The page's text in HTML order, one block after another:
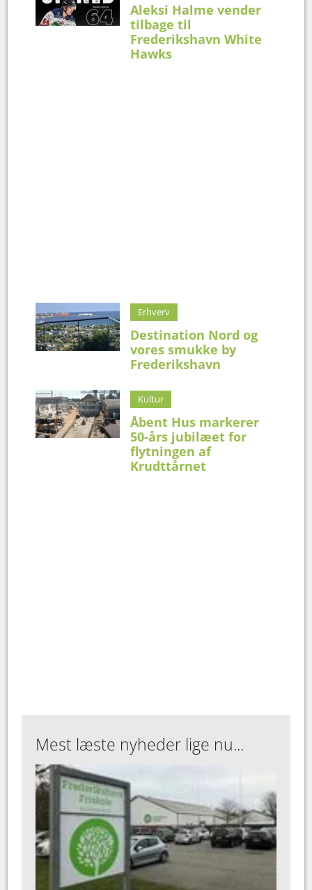
Aleksi Halme vender
tilbage til
Frederikshavn White
Hawks
Erhverv
Destination Nord og
vores smukke by
Frederikshavn
Kultur
Åbent Hus markerer
50-års jubilæet for
flytningen af
Krudttårnet
Mest læste nyheder lige nu...